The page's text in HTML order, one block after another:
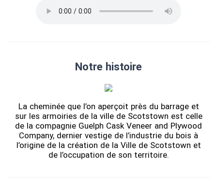
Notre histoire
La cheminée que l’on aperçoit près du barrage et
sur les armoiries de la ville de Scotstown est celle
de la compagnie Guelph Cask Veneer and Plywood
Company, dernier vestige de l’industrie du bois à
l’origine de la création de la Ville de Scotstown et
de l’occupation de son territoire.